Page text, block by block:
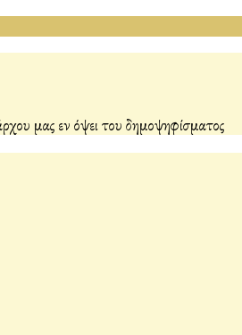
μας εν όψει του δημοψηφίσματος